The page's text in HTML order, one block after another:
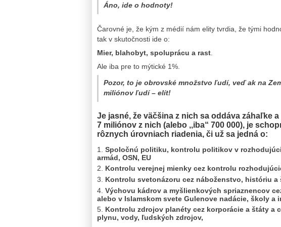
Áno, ide o hodnoty!
Čarovné je, že kým z médií nám elity tvrdia, že tými
tak v skutočnosti ide o:
Mier, blahobyt, spoluprácu a rast
Ale iba pre to mýtické 1%.
Pozor, to je obrovské množstvo ľudí, veď ak na
miliónov ľudí – elít!
Je jasné, že väčšina z nich sa oddáva záhaľke
7 miliónov z nich (alebo ,,iba“ 700 000), je
rôznych úrovniach riadenia, či už sa jedná o:
Spoločnú politiku, kontrolu politikov v
armád, OSN, EU
Kontrolu verejnej mienky cez kontrolu
Kontrolu svetonázoru cez náboženstvo, históriu a
Výchovu kádrov a myšlienkových spriaznencov
alebo v Islamskom svete Gulenove nadácie, školy a
Kontrolu zdrojov planéty cez korporácie a štáty a
plynu, vody, ľudských zdrojov,